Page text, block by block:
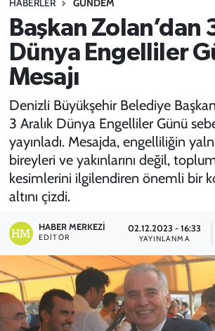
HABERLER GÜNDEM
Başkan Zolan’dan
Dünya Engelliler
Mesajı
Denizli Büyükşehir Belediye
3 Aralık Dünya Engelliler Günü
yayınladı. Mesajda, engelliliğin
bireyleri ve yakınlarını değil,
kesimlerini ilgilendiren önemli bir
altını çizdi.
HABER MERKEZI
EDITÖR
02.12.2023 - 16:33
YAYINLANMA
SPOR
TEKNOLOJİ
YAŞAM